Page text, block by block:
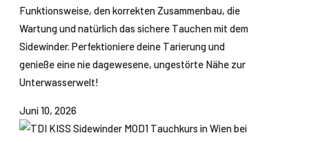
Funktionsweise, den korrekten Zusammenbau, die
Wartung und natürlich das sichere Tauchen mit dem
Sidewinder. Perfektioniere deine Tarierung und
genieße eine nie dagewesene, ungestörte Nähe zur
Unterwasserwelt!
Juni 10, 2026